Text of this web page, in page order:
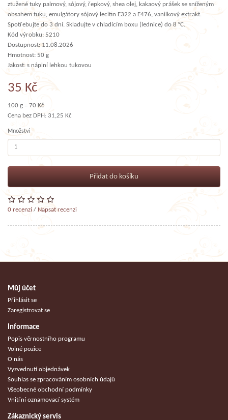
ztužené tuky palmový, sójový, řepkový, shea olej, kakaový prášek se sníženým
obsahem tuku, emulgátory sójový lecitin E322 a E476, vanilkový extrakt.
Spotřebujte do 3 dní. Skladujte v chladícím boxu (lednice) do 8 °C.
Kód výrobku: 5210
Dostupnost: 11.08.2026
Hmotnost: 50 g
Jakost: s náplní lehkou tukovou
35 Kč
100 g = 70 Kč
Cena bez DPH: 31,25 Kč
Množství
Přidat do košíku
0 recenzí/ Napsat recenzi
Můj účet
Přihlásit se
Zaregistrovat se
Informace
Popis věrnostního programu
Volné pozice
O nás
Vyzvednutí objednávek
Souhlas se zpracováním osobních údajů
Všeobecné obchodní podmínky
Vnitřní oznamovací systém
Zákaznický servis